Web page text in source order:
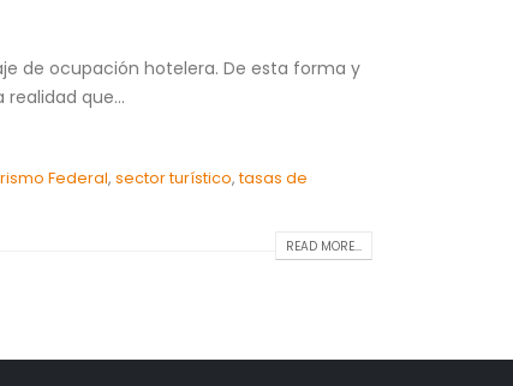
de ocupación hotelera. De esta forma y
que...
Federal, sector turístico, tasas de
READ MORE...